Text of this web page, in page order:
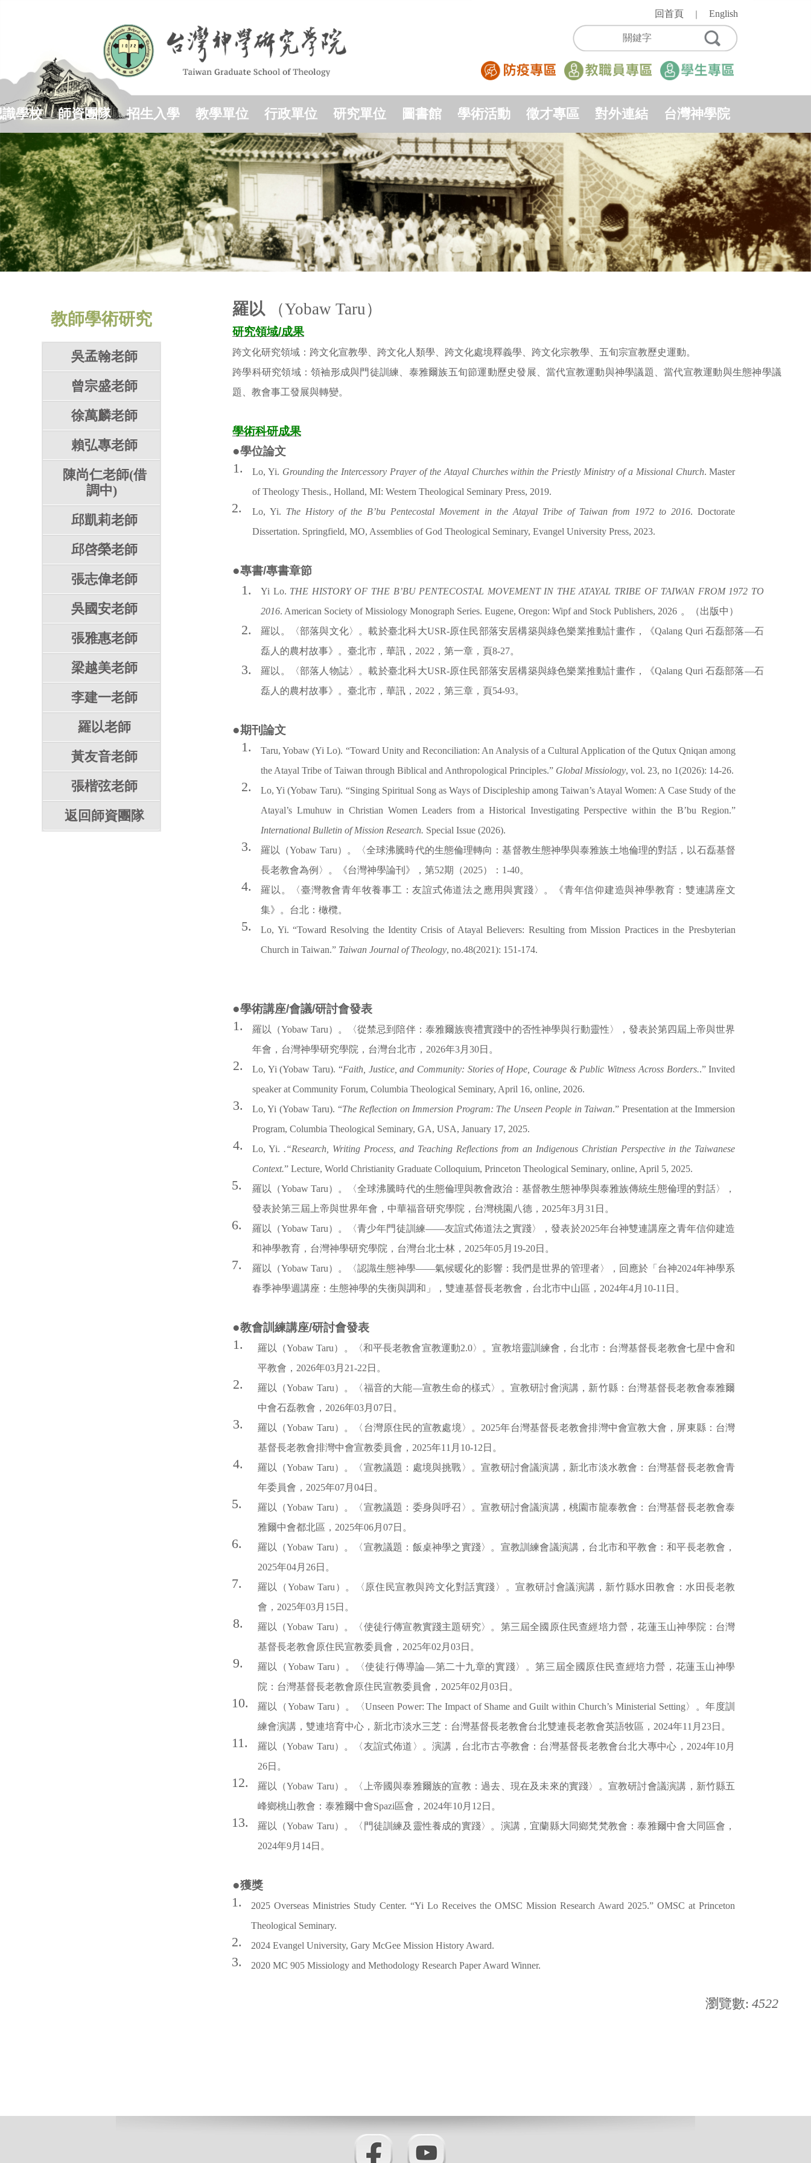
區
回首頁 ｜English
學校 師資團隊 招生入學 教學單位 行政單位 研究單位 圖書館 學術活動 徵才專區 對外連結 台灣神學院
教師學術研究
吳孟翰老師
曾宗盛老師
徐萬麟老師
賴弘專老師
陳尚仁老師(借
調中)
邱凱莉老師
邱啓榮老師
張志偉老師
吳國安老師
張雅惠老師
梁越美老師
李建一老師
羅以老師
黃友音老師
張楷弦老師
返回師資團隊
羅以 （Yobaw Taru）
研究領域/成果
跨文化研究領域：跨文化宣教學、跨文化人類學、跨文化處境釋義學、跨文化宗教學、五旬宗宣教歷史運動。
跨學科研究領域：領袖形成與門徒訓練、泰雅爾族五旬節運動歷史發展、當代宣教運動與神學議題、當代宣教運動與生態神學議
題、教會事工發展與轉變。
學術科研成果
●學位論文
1. Lo, Yi. Grounding the Intercessory Prayer of the Atayal Churches within the Priestly Ministry of a Missional Church. Master
of Theology Thesis., Holland, MI: Western Theological Seminary Press, 2019.
2. Lo, Yi. The History of the B’bu Pentecostal Movement in the Atayal Tribe of Taiwan from 1972 to 2016. Doctorate
Dissertation. Springfield, MO, Assemblies of God Theological Seminary, Evangel University Press, 2023.
●專書/專書章節
1. Yi Lo. THE HISTORY OF THE B’BU PENTECOSTAL MOVEMENT IN THE ATAYAL TRIBE OF TAIWAN FROM 1972 TO
2016. American Society of Missiology Monograph Series. Eugene, Oregon: Wipf and Stock Publishers, 2026 。（出版中）
2. 羅以。〈部落與文化〉。載於臺北科大USR-原住民部落安居構築與綠色樂業推動計畫作，《Qalang Quri 石磊部落—石
磊人的農村故事》。臺北市，華訊， 2022 ，第一章，頁8-27。
3. 羅以。〈部落人物誌〉。載於臺北科大USR-原住民部落安居構築與綠色樂業推動計畫作，《Qalang Quri 石磊部落—石
磊人的農村故事》。臺北市，華訊， 2022 ，第三章，頁54-93。
●期刊論文
1.
Taru, Yobaw (Yi Lo). “Toward Unity and Reconciliation: An Analysis of a Cultural Application of the Qutux Qniqan among
the Atayal Tribe of Taiwan through Biblical and Anthropological Principles.” Global Missiology, vol. 23, no 1(2026): 14-26.
2.
Lo, Yi (Yobaw Taru). “Singing Spiritual Song as Ways of Discipleship among Taiwan’s Atayal Women: A Case Study of the
Atayal’s Lmuhuw in Christian Women Leaders from a Historical Investigating Perspective within the B’bu Region.”
International Bulletin of Mission Research. Special Issue (2026).
3.
羅以（Yobaw Taru）。〈全球沸騰時代的生態倫理轉向：基督教生態神學與泰雅族土地倫理的對話，以石磊基督
長老教會為例〉。《台灣神學論刊》，第52期（2025）：1-40。
4.
羅以。〈臺灣教會青年牧養事工：友誼式佈道法之應用與實踐〉。《青年信仰建造與神學教育：雙連講座文
集》。台北：橄欖。
5.
Lo, Yi. “Toward Resolving the Identity Crisis of Atayal Believers: Resulting from Mission Practices in the Presbyterian
Church in Taiwan.” Taiwan Journal of Theology, no.48(2021): 151-174.
●學術講座/會議/研討會發表
1.
羅以（Yobaw Taru）。〈從禁忌到陪伴：泰雅爾族喪禮實踐中的否性神學與行動靈性〉，發表於第四屆上帝與世界
年會，台灣神學研究學院，台灣台北市，2026年3月30日。
2. Lo, Yi (Yobaw Taru). “Faith, Justice, and Community: Stories of Hope, Courage & Public Witness Across Borders..” Invited
speaker at Community Forum, Columbia Theological Seminary, April 16, online, 2026.
3. Lo, Yi (Yobaw Taru). “The Reflection on Immersion Program: The Unseen People in Taiwan.” Presentation at the Immersion
Program, Columbia Theological Seminary, GA, USA, January 17, 2025.
4. Lo, Yi. .“Research, Writing Process, and Teaching Reflections from an Indigenous Christian Perspective in the Taiwanese
Context.” Lecture, World Christianity Graduate Colloquium, Princeton Theological Seminary, online, April 5, 2025.
5.
羅以（Yobaw Taru）。〈全球沸騰時代的生態倫理與教會政治：基督教生態神學與泰雅族傳統生態倫理的對話〉，
發表於第三屆上帝與世界年會，中華福音研究學院，台灣桃園八德，2025年3月31日。
6.
羅以（Yobaw Taru）。〈青少年門徒訓練——友誼式佈道法之實踐〉，發表於2025年台神雙連講座之青年信仰建造
和神學教育，台灣神學研究學院，台灣台北士林，2025年05月19-20日。
7.
羅以（Yobaw Taru）。〈認識生態神學——氣候暖化的影響：我們是世界的管理者〉，回應於「台神2024年神學系
春季神學週講座：生態神學的失衡與調和」，雙連基督長老教會，台北市中山區，2024年4月10-11日。
●教會訓練講座/研討會發表
1.
羅以（Yobaw Taru）。〈和平長老教會宣教運動2.0〉。宣教培靈訓練會，台北市：台灣基督長老教會七星中會和
平教會，2026年03月21-22日。
2.
羅以（Yobaw Taru）。〈福音的大能—宣教生命的樣式〉。宣教研討會演講，新竹縣：台灣基督長老教會泰雅爾
中會石磊教會，2026年03月07日。
3.
羅以（Yobaw Taru）。〈台灣原住民的宣教處境〉。2025年台灣基督長老教會排灣中會宣教大會，屏東縣：台灣
基督長老教會排灣中會宣教委員會，2025年11月10-12日。
4.
羅以（Yobaw Taru）。〈宣教議題：處境與挑戰〉。宣教研討會議演講，新北市淡水教會：台灣基督長老教會青
年委員會，2025年07月04日。
5.
羅以（Yobaw Taru）。〈宣教議題：委身與呼召〉。宣教研討會議演講，桃園市龍泰教會：台灣基督長老教會泰
雅爾中會都北區，2025年06月07日。
6.
羅以（Yobaw Taru）。〈宣教議題：飯桌神學之實踐〉。宣教訓練會議演講，台北市和平教會：和平長老教會，
2025年04月26日。
7.
羅以（Yobaw Taru）。〈原住民宣教與跨文化對話實踐〉。宣教研討會議演講，新竹縣水田教會：水田長老教
會，2025年03月15日。
8.
羅以（Yobaw Taru）。〈使徒行傳宣教實踐主題研究〉。第三屆全國原住民查經培力營，花蓮玉山神學院：台灣
基督長老教會原住民宣教委員會，2025年02月03日。
9.
羅以（Yobaw Taru）。〈使徒行傳導論—第二十九章的實踐〉。第三屆全國原住民查經培力營，花蓮玉山神學
院：台灣基督長老教會原住民宣教委員會，2025年02月03日。
10.
羅以（Yobaw Taru）。〈Unseen Power: The Impact of Shame and Guilt within Church’s Ministerial Setting〉。年度訓
練會演講，雙連培育中心，新北市淡水三芝：台灣基督長老教會台北雙連長老教會英語牧區，2024年11月23日。
11.
羅以（Yobaw Taru）。〈友誼式佈道〉。演講，台北市古亭教會：台灣基督長老教會台北大專中心，2024年10月
26日。
12.
羅以（Yobaw Taru）。〈上帝國與泰雅爾族的宣教：過去、現在及未來的實踐〉。宣教研討會議演講，新竹縣五
峰鄉桃山教會：泰雅爾中會Spazi區會，2024年10月12日。
13.
羅以（Yobaw Taru）。〈門徒訓練及靈性養成的實踐〉。演講，宜蘭縣大同鄉梵梵教會：泰雅爾中會大同區會，
2024年9月14日。
●獲獎
1.
2025 Overseas Ministries Study Center. “Yi Lo Receives the OMSC Mission Research Award 2025.” OMSC at Princeton
Theological Seminary.
2. 2024 Evangel University, Gary McGee Mission History Award.
3. 2020 MC 905 Missiology and Methodology Research Paper Award Winner.
瀏覽數: 4522